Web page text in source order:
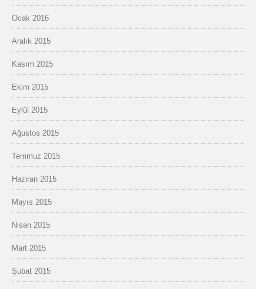
Ocak 2016
Aralık 2015
Kasım 2015
Ekim 2015
Eylül 2015
Ağustos 2015
Temmuz 2015
Haziran 2015
Mayıs 2015
Nisan 2015
Mart 2015
Şubat 2015